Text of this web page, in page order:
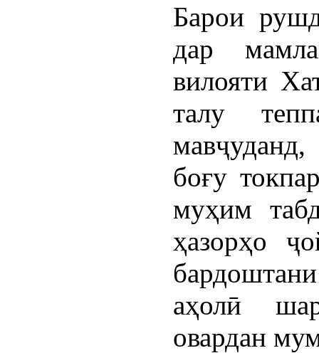
Барои
дар
вилояти
талу
боғу
муҳим
ҳазорҳо
аҳолӣ
овардан